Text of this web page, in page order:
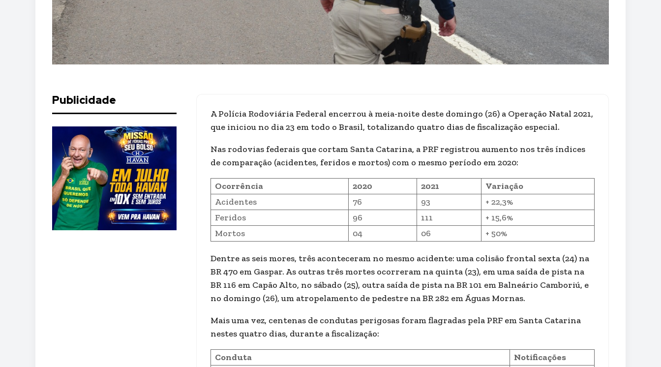
Publicidade
A Polícia Rodoviária Federal encerrou à meia-noite deste domingo (26) a Operação Natal 2021,
que iniciou no dia 23 em todo o Brasil, totalizando quatro dias de fiscalização especial.
Nas rodovias federais que cortam Santa Catarina, a PRF registrou aumento nos três índices
de comparação (acidentes, feridos e mortos) com o mesmo período em 2020:
Ocorrência 2020 2021
Variação
Acidentes
76 93
+ 22,3%
Feridos
96 111
+ 15,6%
Mortos
04 06 + 50%
Dentre as seis mores, três aconteceram no mesmo acidente: uma colisão frontal sexta (24) na
BR 470 em Gaspar. As outras três mortes ocorreram na quinta (23), em uma saída de pista na
BR 116 em Capão Alto, no sábado (25), outra saída de pista na BR 101 em Balneário Camboriú, e
no domingo (26), um atropelamento de pedestre na BR 282 em Águas Mornas.
Mais uma vez, centenas de condutas perigosas foram flagradas pela PRF em Santa Catarina
nestes quatro dias, durante a fiscalização:
Conduta
Notificações